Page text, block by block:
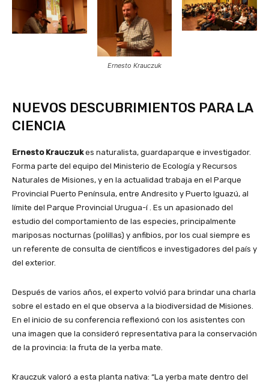
Ernesto Krauczuk
NUEVOS DESCUBRIMIENTOS PARA LA
CIENCIA
Ernesto Krauczukes naturalista, guardaparque e investigador.
Forma parte del equipo del Ministerio de Ecología y Recursos
Naturales de Misiones, y en la actualidad trabaja en el Parque
Provincial Puerto Península, entre Andresito y Puerto Iguazú, al
límite del Parque Provincial Urugua-í . Es un apasionado del
estudio del comportamiento de las especies, principalmente
mariposas nocturnas (polillas) y anfibios, por los cual siempre es
un referente de consulta de científicos e investigadores del país y
del exterior.
Después de varios años, el experto volvió para brindar una charla
sobre el estado en el que observa a la biodiversidad de Misiones.
En el inicio de su conferencia reflexionó con los asistentes con
una imagen que la consideró representativa para la conservación
de la provincia: la fruta de la yerba mate.
Krauczuk valoró a esta planta nativa: “La yerba mate dentro del